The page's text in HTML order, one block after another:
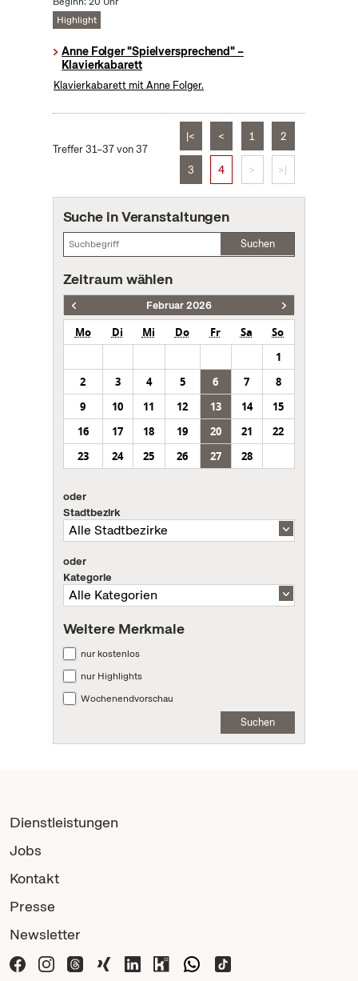
Highlight
Anne Folger "Spielversprechend" –
Klavierkabarett
Klavierkabarett mit Anne Folger.
Treffer 31–37 von 37
|< < 1 2
3 4 > >|
Suche in Veranstaltungen
Suchen
Zeitraum wählen
Februar 2026
Mo Di Mi Do Fr Sa
So
1
2
3 4 5 6 7
8
9
10 11 12 13 14
15
16
17 18 19 20 21
22
23
24 25 26 27 28
oder
Stadtbezirk
oder
Kategorie
Weitere Merkmale
nur kostenlos
nur Highlights
Wochenendvorschau
Suchen
Dienstleistungen
Jobs
Kontakt
Presse
Newsletter